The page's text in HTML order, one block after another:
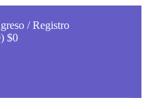
/ Registro
$0